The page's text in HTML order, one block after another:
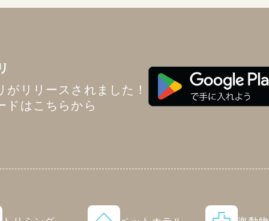
がリリースされました！
ドはこちらから